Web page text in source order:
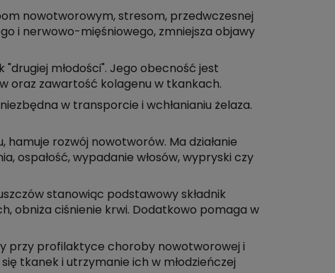
nowotworowym, stresom, przedwczesnej
i nerwowo-mięśniowego, zmniejsza objawy
młodości". Jego obecność jest
oraz zawartość kolagenu w tkankach.
w transporcie i wchłanianiu żelaza.
rozwój nowotworów. Ma działanie
ospałość, wypadanie włosów, wypryski czy
stanowiąc podstawowy składnik
obniża ciśnienie krwi. Dodatkowo pomaga w
przy profilaktyce choroby nowotworowej i
tkanek i utrzymanie ich w młodzieńczej